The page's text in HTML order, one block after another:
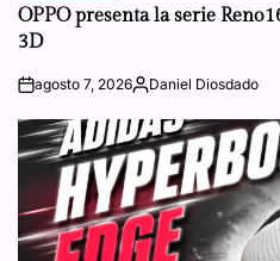
IN
OPPO presenta la serie
3D
onagosto 7, 2026Posted
Daniel Diosdado